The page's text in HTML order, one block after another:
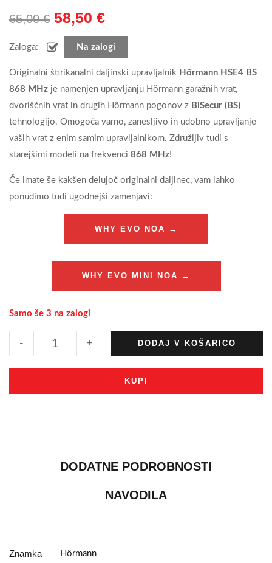
65,00€ 58,50 €
Zaloga: Na zalogi
Originalni štirikanalni daljinski upravljalnik Hörmann HSE4 BS
868 MHz je namenjen upravljanju Hörmann garažnih vrat,
dvoriščnih vrat in drugih Hörmann pogonov z BiSecur (BS)
tehnologijo. Omogoča varno, zanesljivo in udobno upravljanje
vaših vrat z enim samim upravljalnikom. Združljiv tudi s
starejšimi modeli na frekvenci 868 MHz!
Če imate še kakšen delujoč originalni daljinec, vam lahko
ponudimo tudi ugodnejši zamenjavi:
WHY EVO NOA →
WHY EVO MINI NOA →
Samo še 3 na zalogi
+
- DODAJ V KOŠARICO
KUPI
DODATNE PODROBNOSTI
NAVODILA
Znamka Hörmann